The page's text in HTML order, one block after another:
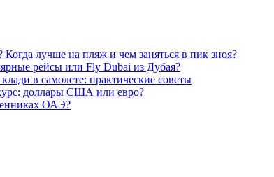
лучше на пляж и чем заняться в пик зноя?
рейсы или Fly Dubai из Дубая?
в самолете: практические советы
доллары США или евро?
ОАЭ?